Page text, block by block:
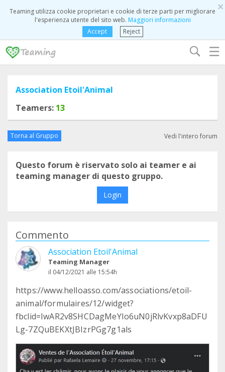
×
Teaming utilizza cookie proprietari e cookie di terze parti per migliorare
l'esperienza utente del sito web. Maggiori informazioni
Accept
Reject
☰
Association Etoil'Animal
Teamers: 13
Torna al Gruppo Vedi l'intero forum
Questo forum è riservato solo ai teamer e ai
teaming manager di questo gruppo.
Login
Commento
Association Etoil'Animal
Teaming Manager
il 04/12/2021 alle 15:54h
https://www.helloasso.com/associations/etoil-
animal/formulaires/12/widget?
fbclid=IwAR2v8SHCDagMeYIo6uN0jRlvKvxp8aDFU
Lg-7ZQuBEKXtJBIzrPGg7g1als